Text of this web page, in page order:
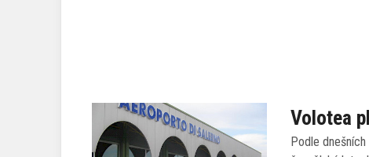
Volotea
Podle